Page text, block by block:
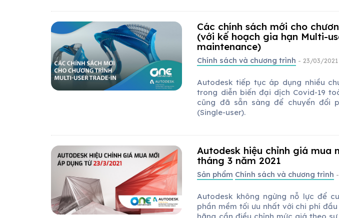
Các chính sách mới cho
(với kế hoạch gia hạn Multi-
maintenance)
Chính sách và chương trình - 23/03/2021
Autodesk tiếp tục áp dụng nhiều
trong diễn biến đại dịch Covid-19
cũng đã sẵn sàng để chuyển đổi
(Single-user).
Autodesk hiệu chỉnh giá mua
tháng 3 năm 2021
Sản phẩm Chính sách và chương trình
Autodesk không ngừng nỗ lực để
phần mềm tối ưu nhất với chi phí